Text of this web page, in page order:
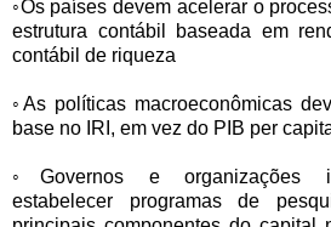
◦Os países devem acelerar o
estrutura contábil baseada em
contábil de riqueza
◦As políticas macroeconômicas
base no IRI, em vez do PIB per
◦Governos e organizações
estabelecer programas de